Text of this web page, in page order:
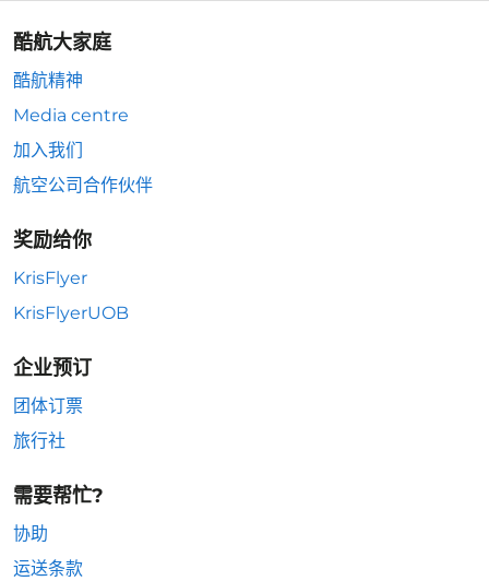
酷航大家庭
酷航精神
Media centre
加入我们
航空公司合作伙伴
奖励给你
KrisFlyer
KrisFlyerUOB
企业预订
团体订票
旅行社
需要帮忙?
协助
运送条款